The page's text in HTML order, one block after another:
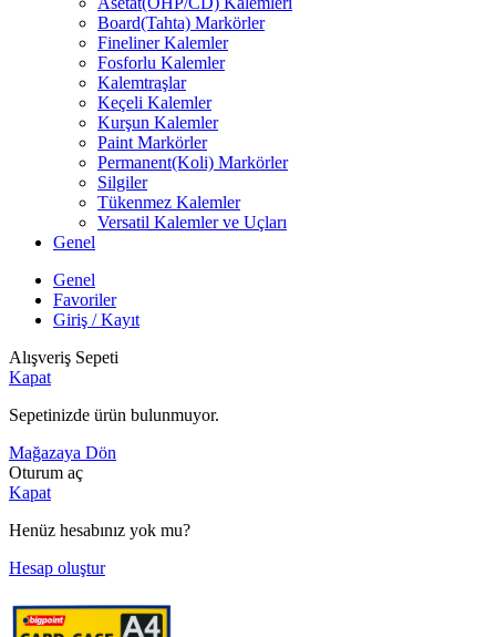
Board(Tahta) Markörler
Fineliner Kalemler
Fosforlu Kalemler
Kalemtraşlar
Keçeli Kalemler
Kurşun Kalemler
Paint Markörler
Permanent(Koli) Markörler
Silgiler
Tükenmez Kalemler
Versatil Kalemler ve Uçları
Genel
Genel
Favoriler
Giriş / Kayıt
Alışveriş Sepeti
Kapat
Sepetinizde ürün bulunmuyor.
Mağazaya Dön
Oturum aç
Kapat
Henüz hesabınız yok mu?
Hesap oluştur